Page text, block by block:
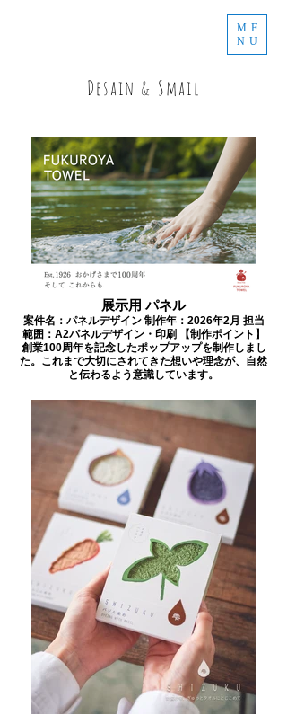
ME
NU
Desain & Smail
展示用 パネル
案件名：パネルデザイン 制作年：2026年2月 担当
範囲：A2パネルデザイン・印刷 【制作ポイント】
創業100周年を記念したポップアップを制作しまし
た。これまで大切にされてきた想いや理念が、自然
と伝わるよう意識しています。